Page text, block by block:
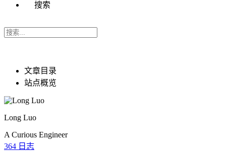
搜索
文章目录
站点概览
Long Luo
A Curious Engineer
364 日志